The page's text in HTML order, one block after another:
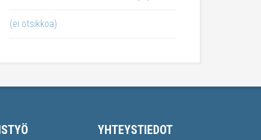
(ei otsikkoa)
YHTEYSTIEDOT